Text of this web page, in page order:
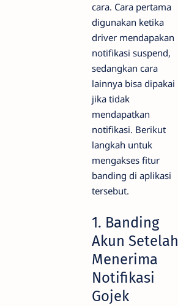
cara. Cara pertama
digunakan ketika
driver mendapakan
notifikasi suspend,
sedangkan cara
lainnya bisa dipakai
jika tidak
mendapatkan
notifikasi. Berikut
langkah untuk
mengakses fitur
banding di aplikasi
tersebut.
1. Banding
Akun Setelah
Menerima
Notifikasi
Gojek